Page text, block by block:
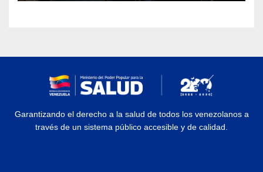
Garantizando el derecho a la salud de todos los venezolanos a
través de un sistema público accesible y de calidad.